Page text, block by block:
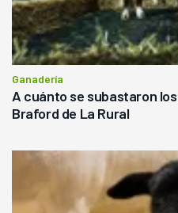
Ganadería
A cuánto se subastaron
Braford de La Rural